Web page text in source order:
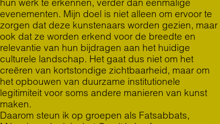
hun werk te erkennen, verder dan eenmalige
evenementen. Mijn doel is niet alleen om ervoor te
zorgen dat deze kunstenaars worden gezien, maar
ook dat ze worden erkend voor de breedte en
relevantie van hun bijdragen aan het huidige
culturele landschap. Het gaat dus niet om het
creëren van kortstondige zichtbaarheid, maar om
het opbouwen van duurzame institutionele
legitimiteit voor soms andere manieren van kunst
maken.
Daarom steun ik op groepen als Fatsabbats,